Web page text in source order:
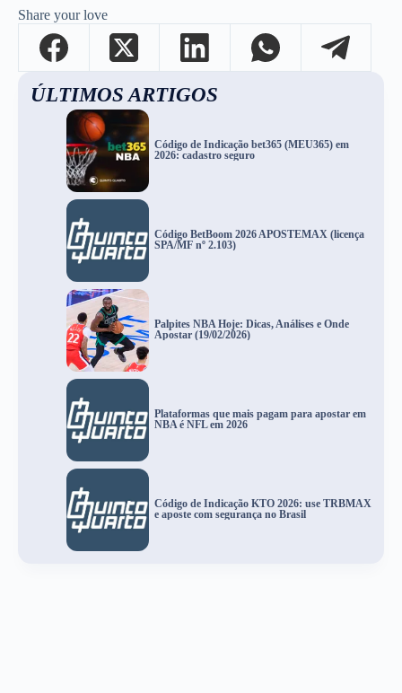
Share your love
ÚLTIMOS ARTIGOS
Código de Indicação bet365 (MEU365) em
2026: cadastro seguro
Código BetBoom 2026 APOSTEMAX (licença
SPA/MF nº 2.103)
Palpites NBA Hoje: Dicas, Análises e Onde
Apostar (19/02/2026)
Plataformas que mais pagam para apostar em
NBA é NFL em 2026
Código de Indicação KTO 2026: use TRBMAX
e aposte com segurança no Brasil